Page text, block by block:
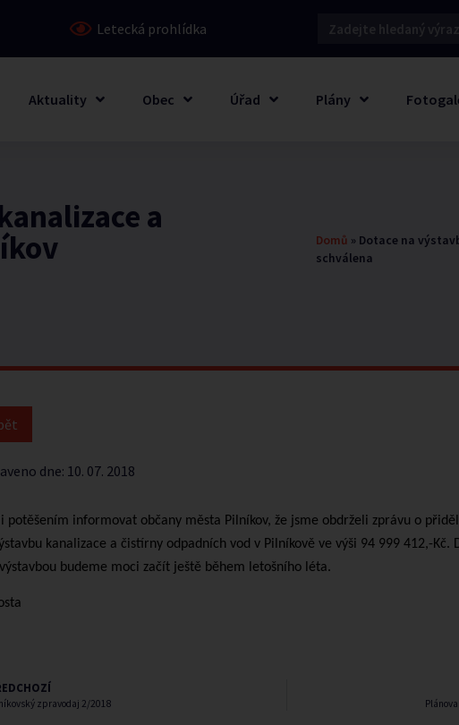
Letecká prohlídka
Aktuality Obec Úřad Plány
a
Domů » Dotace na
schválena
dne: 10. 07. 2018
potěšením informovat občany města Pilníkov, že jsme obdrželi zprávu o
kanalizace a čistírny odpadních vod v Pilníkově ve výši 94 999 412,-Kč.
budeme moci začít ještě během letošního léta.
zpravodaj 2/2018